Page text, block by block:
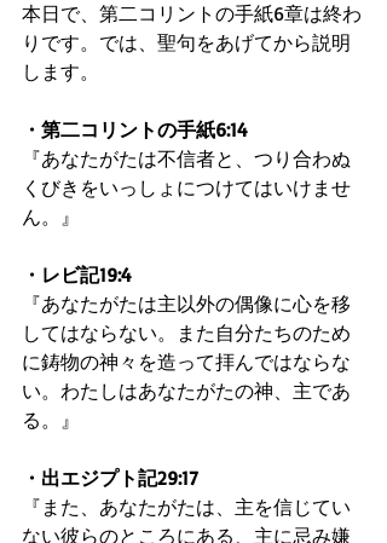
本日で、第二コリントの手紙6章は終わ
りです。では、聖句をあげてから説明
します。
・第二コリントの手紙6:14
『あなたがたは不信者と、つり合わぬ
くびきをいっしょにつけてはいけませ
ん。』
・レビ記19:4
『あなたがたは主以外の偶像に心を移
してはならない。また自分たちのため
に鋳物の神々を造って拝んではならな
い。わたしはあなたがたの神、主であ
る。』
・出エジプト記29:17
『また、あなたがたは、主を信じてい
ない彼らのところにある、主に忌み嫌